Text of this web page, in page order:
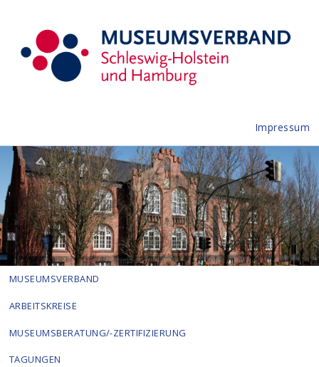
Impressum
MUSEUMSVERBAND
ARBEITSKREISE
MUSEUMSBERATUNG/-ZERTIFIZIERUNG
TAGUNGEN